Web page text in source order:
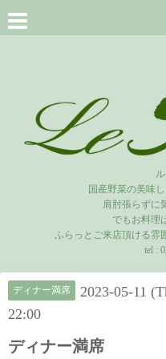
国産野菜の美味
肩肘張らずに
でもお料理
ふらっとご来店頂ける雰
tel :
ディナー満席
2023-05-11
22:00
ディナー満席